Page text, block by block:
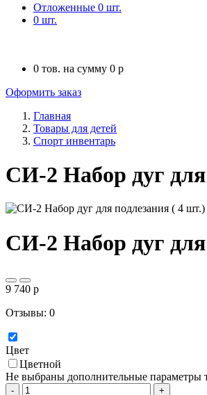
Отложенные 0 шт.
0 шт.
0 тов. на сумму 0 p
Оформить заказ
Главная
Товары для детей
Спорт инвентарь
СИ-2 Набор дуг
СИ-2 Набор дуг
9 740 p
Отзывы: 0
Цвет
Цветной
Не выбраны дополнительные параметры
- +